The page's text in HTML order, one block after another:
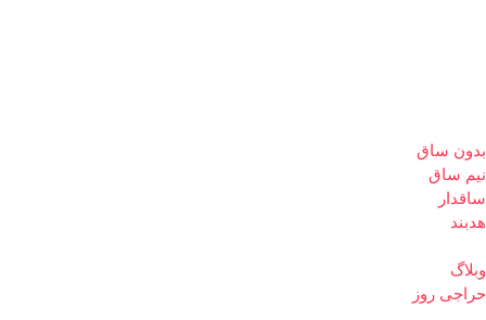
بدون ساق
نیم ساق
ساقدار
هدبند
وبلاگ
حراجی روز